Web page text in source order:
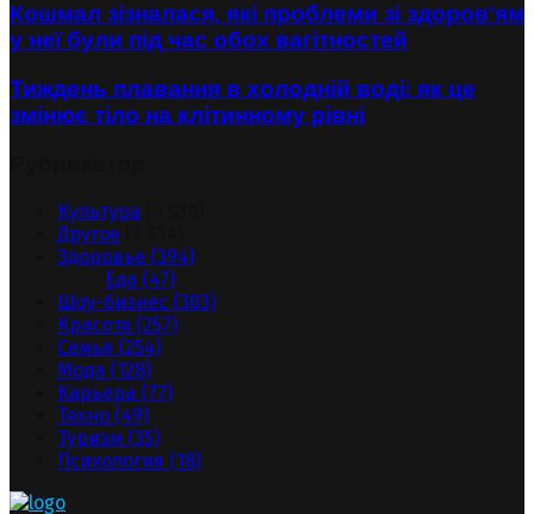
Кошмал зізналася, які проблеми зі здоров’ям
у неї були під час обох вагітностей
Тиждень плавання в холодній воді: як це
змінює тіло на клітинному рівні
Культура
Другое
Здоровье (394)
Еда (47)
Шоу-бизнес (303)
Красота (257)
Семья (254)
Мода (128)
Карьера (77)
Техно (49)
Туризм (35)
Психология (18)